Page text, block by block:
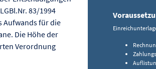
83/1994
Aufwands für die
Die Höhe der
Verordnung